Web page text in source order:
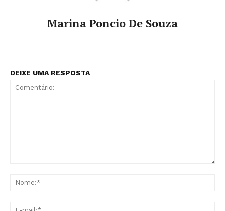
Marina Poncio De Souza
DEIXE UMA RESPOSTA